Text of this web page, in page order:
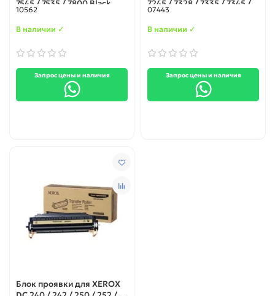
7545 / 7535 / 7800 Black
10562
В наличии ✓
Запрос цены и наличия
7245 / 7328 / 7335 / 7345 /
C2128 / C2636 / C3545 /
Phaser 7760 / 7750
07443
В наличии ✓
Запрос цены и наличия
Блок проявки для XEROX